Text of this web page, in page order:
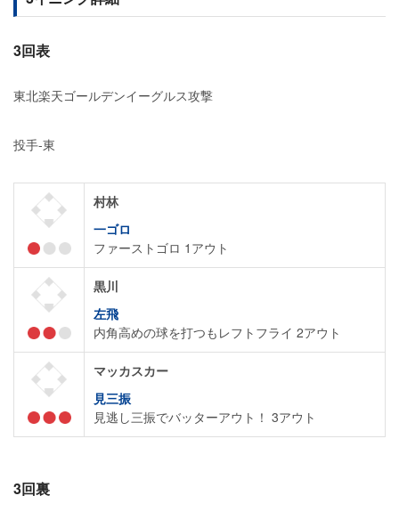
3回表
東北楽天ゴールデンイーグルス攻撃
投手-東
村林
一ゴロ
ファーストゴロ 1アウト
黒川
左飛
内角高めの球を打つもレフトフライ 2アウト
マッカスカー
見三振
見逃し三振でバッターアウト！ 3アウト
3回裏